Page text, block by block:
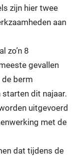
zijn hier twee
aan
zo’n 8
gevallen
berm
dit najaar.
uitgevoerd
met de
dat tijdens de